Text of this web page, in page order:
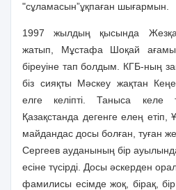
"сұламасын”ұқпаған шығармын.
1997 жылдың қысында
жатып, Мұстафа Шоқай
бiреуiне тап болдым. КГБ-ның
бiз сияқты Мәскеу жақтан
елге келiптi. Таныса келе
Қазақстанда дегенге елең
майдандас досы болған, туған
Сергеев ауданының бiр
есiне түсiрдi. Досы әскерден
фамилисы есiмде жоқ, бiрақ,